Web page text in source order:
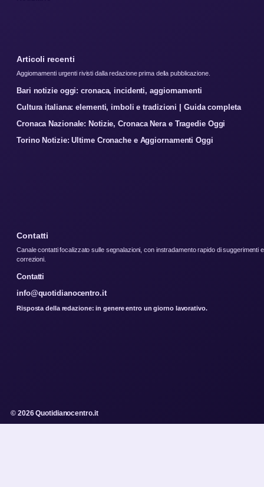
Articoli recenti
Aggiornamenti urgenti rivisti dalla redazione prima della pubblicazione.
Bari notizie oggi: cronaca, incidenti, aggiornamenti
Cultura italiana: elementi, imboli e tradizioni | Guida completa
Cronaca Nazionale: Notizie, Cronaca Nera e Tragedie Oggi
Torino Notizie: Ultime Cronache e Aggiornamenti Oggi
Contatti
Canale contatti focalizzato sulle segnalazioni, con instradamento rapido di suggerimenti e
correzioni.
Contatti
info@quotidianocentro.it
Risposta della redazione: in genere entro un giorno lavorativo.
© 2026 Quotidianocentro.it